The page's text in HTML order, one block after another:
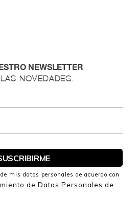
NEWSLETTER
NOVEDADES.
mis datos personales de acuerdo con
de Datos Personales de